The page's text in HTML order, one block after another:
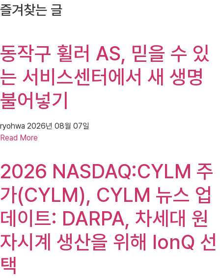
즐겨찾는 글
동작구 휠러 AS, 믿을 수 있
는 서비스센터에서 새 생명
불어넣기
ryohwa 2026년 08월 07일
Read More
2026 NASDAQ:CYLM 주
가(CYLM), CYLM 뉴스 업
데이트: DARPA, 차세대 원
자시계 생산을 위해 IonQ 선
택